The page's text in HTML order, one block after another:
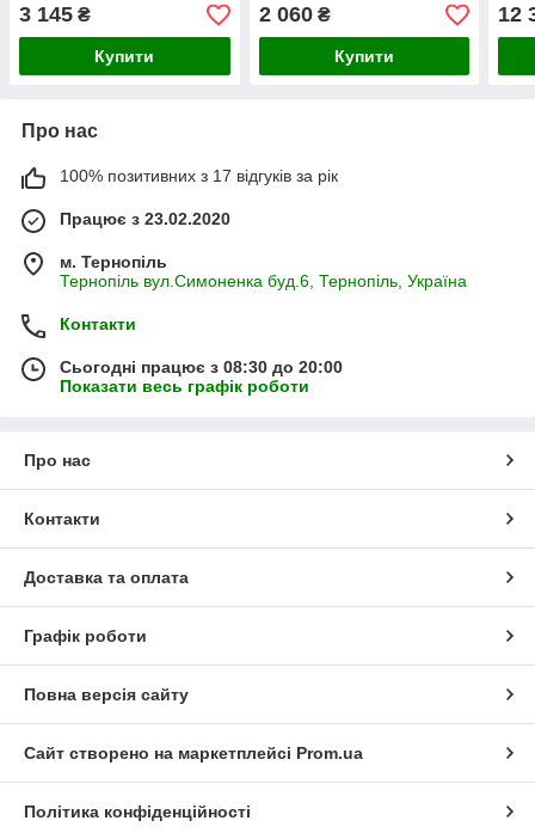
3 145 ₴
Купити
2 060₴
Купити
12
Про нас
100% позитивних з 17 відгуків за рік
Працює з 23.02.2020
м. Тернопіль
Тернопіль вул.Симоненка буд.6, Тернопіль, Україна
Контакти
Сьогодні працює з 08:30 до 20:00
Показати весь графік роботи
Про нас
Контакти
Доставка та оплата
Графік роботи
Повна версія сайту
Сайт створено на маркетплейсі Prom.ua
Політика конфіденційності